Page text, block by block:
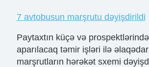
7 avtobusun marşrutu dəyişdirildi
Paytaxtın küçə və
aparılacaq təmir işləri ilə
marşrutların hərəkət sxemi